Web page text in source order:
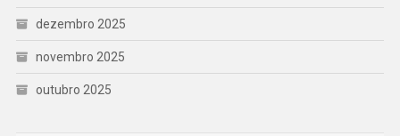
dezembro 2025
novembro 2025
outubro 2025